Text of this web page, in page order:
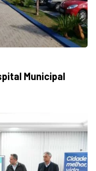
Municipal